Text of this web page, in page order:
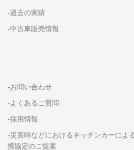
-過去の実績
-中古車販売情報
-お問い合わせ
-よくあるご質問
-採用情報
-災害時などにおけるキッチンカーによ
携協定のご提案